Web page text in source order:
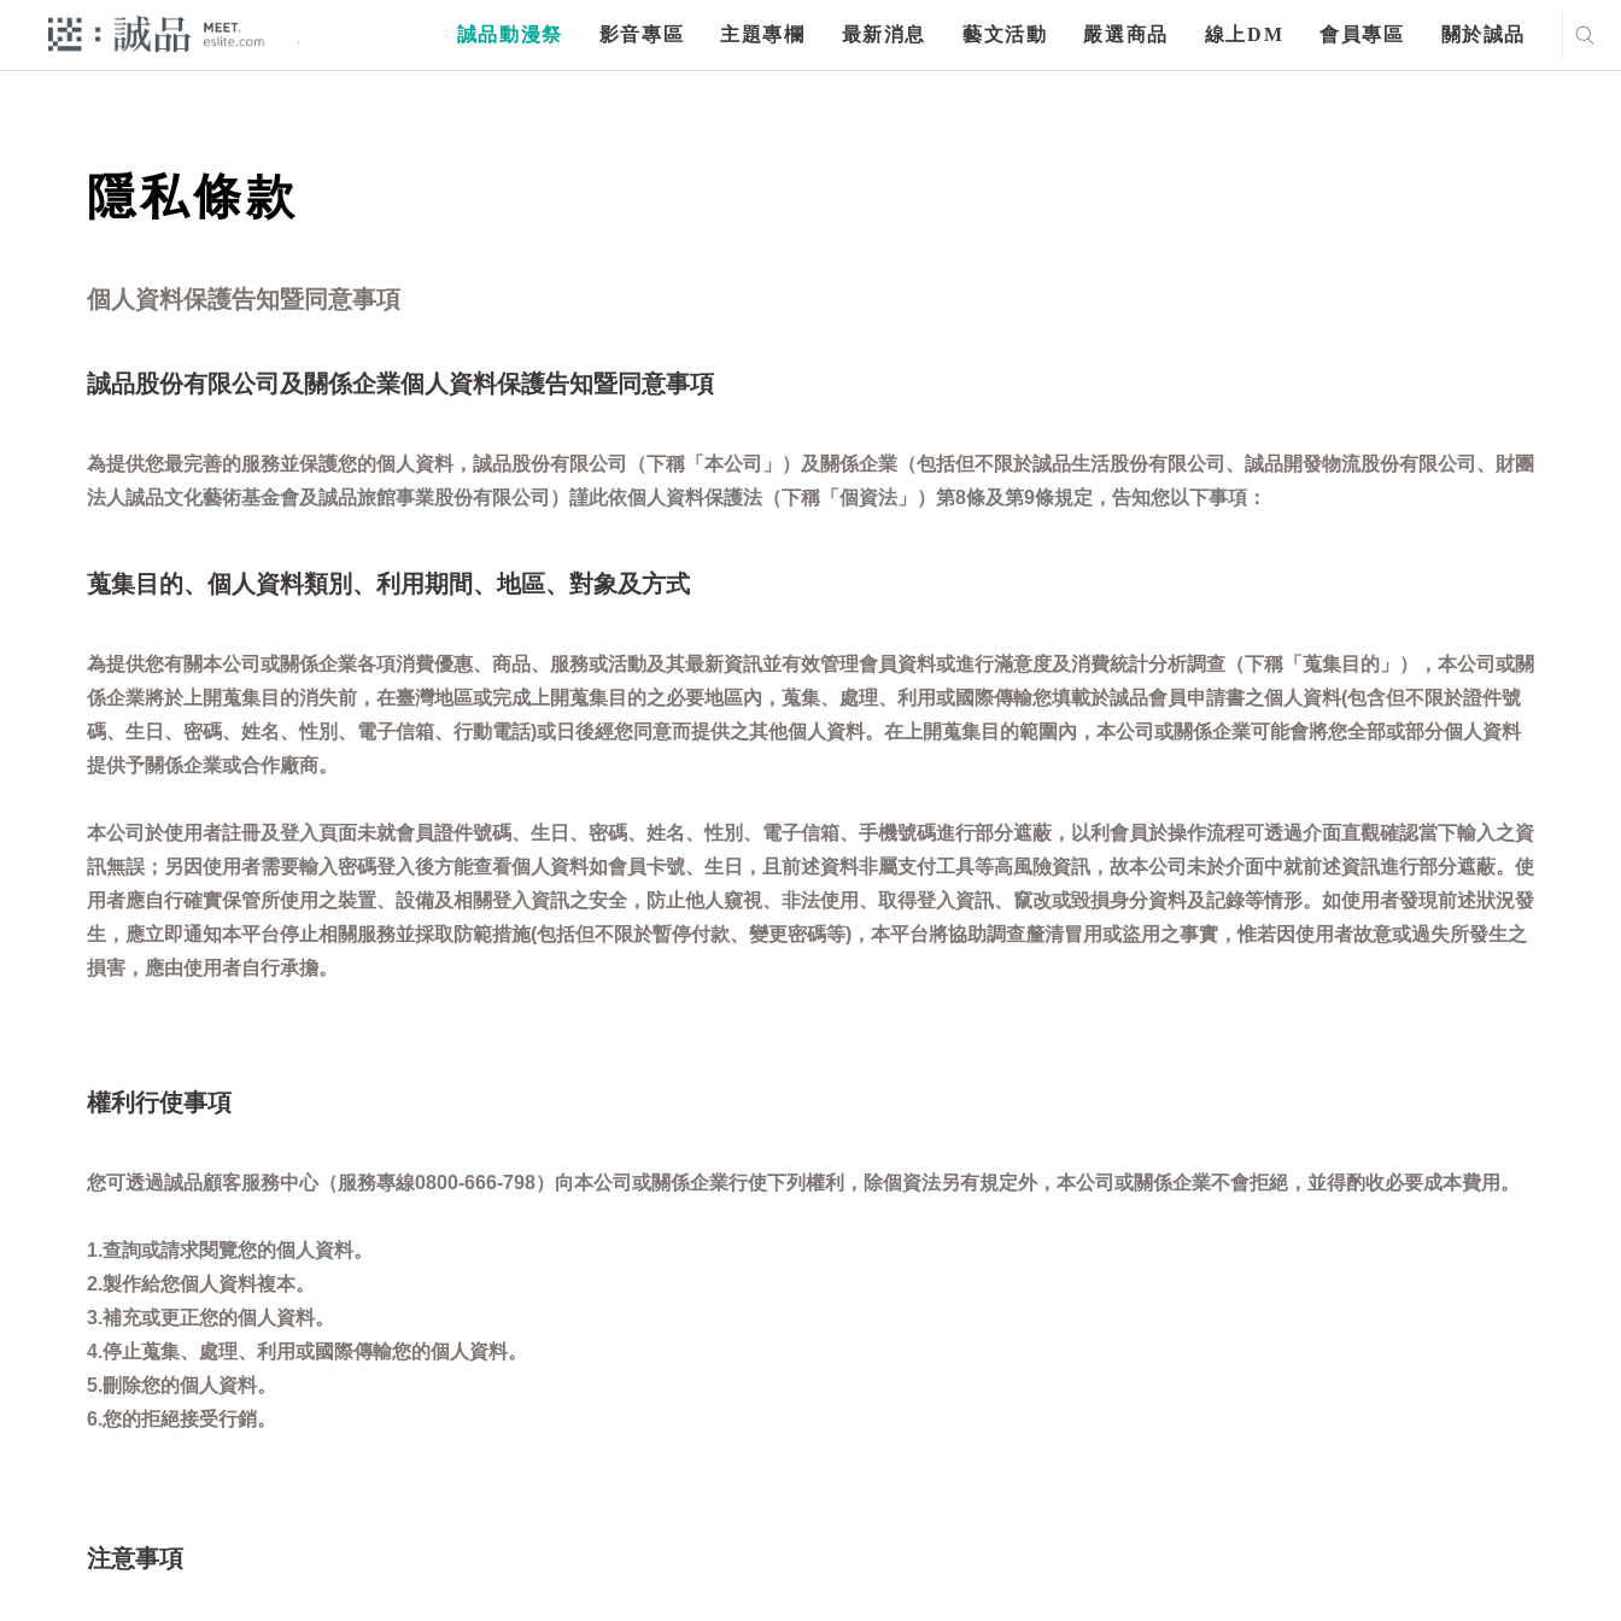
誠品動漫祭 影音專區 主題專欄 最新消息 藝文活動 嚴選商品 線上DM 會員專區 關於誠品
隱私條款
個人資料保護告知暨同意事項
誠品股份有限公司及關係企業個人資料保護告知暨同意事項
為提供您最完善的服務並保護您的個人資料，誠品股份有限公司（下稱「本公司」）及關係企業（包括但不限於誠品生活股份有限公司、誠品開發物流股份有限公司、財團
法人誠品文化藝術基金會及誠品旅館事業股份有限公司）謹此依個人資料保護法（下稱「個資法」）第8條及第9條規定，告知您以下事項：
蒐集目的、個人資料類別、利用期間、地區、對象及方式
為提供您有關本公司或關係企業各項消費優惠、商品、服務或活動及其最新資訊並有效管理會員資料或進行滿意度及消費統計分析調查（下稱「蒐集目的」），本公司或關
係企業將於上開蒐集目的消失前，在臺灣地區或完成上開蒐集目的之必要地區內，蒐集、處理、利用或國際傳輸您填載於誠品會員申請書之個人資料(包含但不限於證件號
碼、生日、密碼、姓名、性別、電子信箱、行動電話)或日後經您同意而提供之其他個人資料。在上開蒐集目的範圍內，本公司或關係企業可能會將您全部或部分個人資料
提供予關係企業或合作廠商。
本公司於使用者註冊及登入頁面未就會員證件號碼、生日、密碼、姓名、性別、電子信箱、手機號碼進行部分遮蔽，以利會員於操作流程可透過介面直觀確認當下輸入之資
訊無誤；另因使用者需要輸入密碼登入後方能查看個人資料如會員卡號、生日，且前述資料非屬支付工具等高風險資訊，故本公司未於介面中就前述資訊進行部分遮蔽。使
用者應自行確實保管所使用之裝置、設備及相關登入資訊之安全，防止他人窺視、非法使用、取得登入資訊、竄改或毀損身分資料及記錄等情形。如使用者發現前述狀況發
生，應立即通知本平台停止相關服務並採取防範措施(包括但不限於暫停付款、變更密碼等)，本平台將協助調查釐清冒用或盜用之事實，惟若因使用者故意或過失所發生之
損害，應由使用者自行承擔。
權利行使事項
您可透過誠品顧客服務中心（服務專線0800-666-798）向本公司或關係企業行使下列權利，除個資法另有規定外，本公司或關係企業不會拒絕，並得酌收必要成本費用。
1.查詢或請求閱覽您的個人資料。
2.製作給您個人資料複本。
3.補充或更正您的個人資料。
4.停止蒐集、處理、利用或國際傳輸您的個人資料。
5.刪除您的個人資料。
6.您的拒絕接受行銷。
注意事項